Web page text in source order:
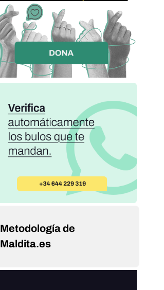
Metodología de
Maldita.es